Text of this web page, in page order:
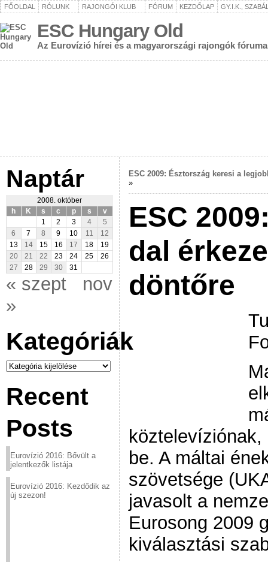
FŐOLDAL RÓLUNK RAJONGÓI KLUB FÓRUM KEZDŐLAP GY.I.K.,
ESC Hungary Old
Az Eurovízió hírei és a magyarországi rajongók fóruma
Naptár
2008. október
h
K s c p s
v
1
2 3 4
5
6
7 8 9 10 11
12
13
14 15 16 17 18
19
20
21 22 23 24 25
26
27
28 29 30 31
« szept
nov
»
Kategóriák
Kategóriák
Recent
Posts
Eurovízió 2016: Bővült a
jelentkezők listája
Eurovízió 2016: Kezdődik az
új szezon!
ESC 2009: Észtország keresi a
»
ESC
dal
döntőre
be. A máltai
szövetsége
javasolt a
Eurosong 2009
kiválasztási